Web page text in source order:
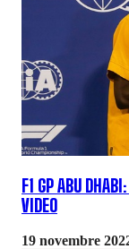
F1 GP ABU
VIDEO
19 novembre